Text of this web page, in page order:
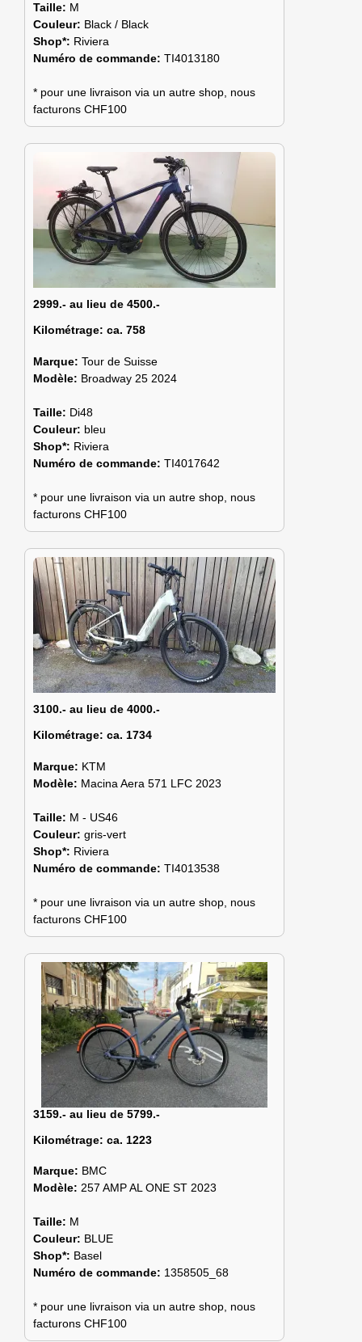
Taille: M
Couleur: Black / Black
Shop*: Riviera
Numéro de commande: TI4013180
* pour une livraison via un autre shop, nous
facturons CHF100
2999.- au lieu de 4500.-
Kilométrage: ca. 758
Marque: Tour de Suisse
Modèle: Broadway 25 2024
Taille: Di48
Couleur: bleu
Shop*: Riviera
Numéro de commande: TI4017642
* pour une livraison via un autre shop, nous
facturons CHF100
3100.- au lieu de 4000.-
Kilométrage: ca. 1734
Marque: KTM
Modèle: Macina Aera 571 LFC 2023
Taille: M - US46
Couleur: gris-vert
Shop*: Riviera
Numéro de commande: TI4013538
* pour une livraison via un autre shop, nous
facturons CHF100
3159.- au lieu de 5799.-
Kilométrage: ca. 1223
Marque: BMC
Modèle: 257 AMP AL ONE ST 2023
Taille: M
Couleur: BLUE
Shop*: Basel
Numéro de commande: 1358505_68
* pour une livraison via un autre shop, nous
facturons CHF100